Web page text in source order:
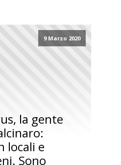
9 Marzo 2020
la gente
locali e
Sono